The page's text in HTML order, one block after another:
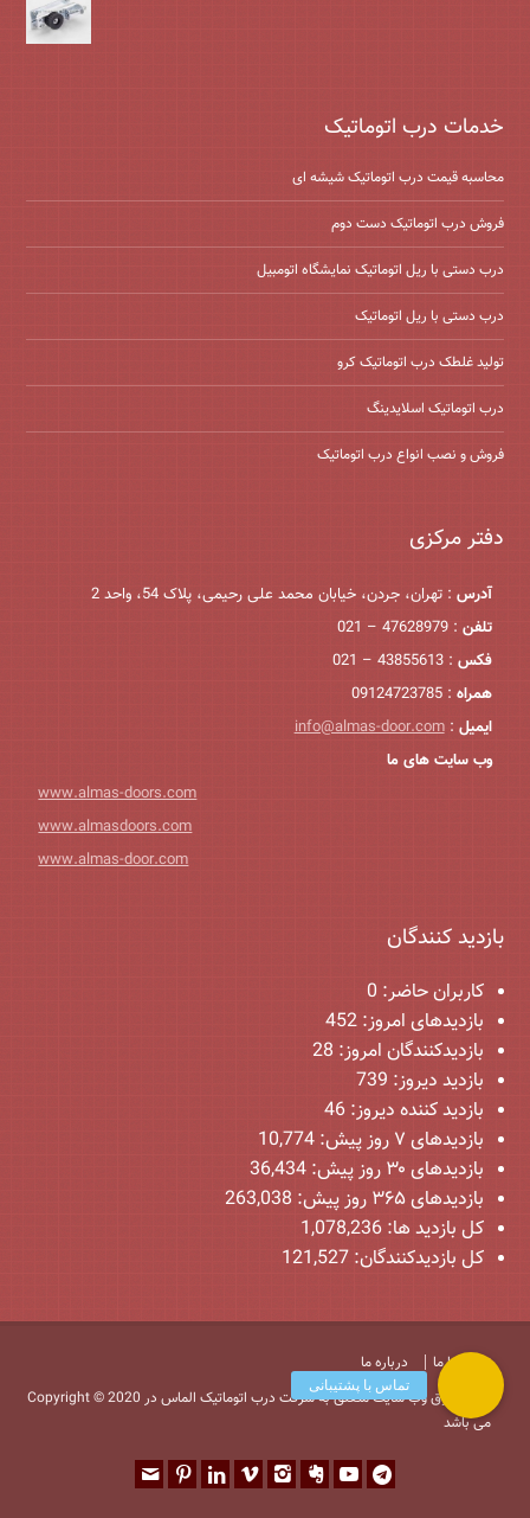
خدمات درب اتوماتیک
محاسبه قیمت درب اتوماتیک شیشه ‌ای
فروش درب اتوماتیک دست دوم
درب دستی با ریل اتوماتیک نمایشگاه اتومبیل
درب دستی با ریل اتوماتیک
تولید غلطک درب اتوماتیک کرو
درب اتوماتیک اسلایدینگ
فروش و نصب انواع درب اتوماتیک
دفتر مرکزی
آدرس : تهران، جردن، خیابان محمد علی رحیمی، پلاک 54، واحد 2
تلفن : 47628979 – 021
فکس : 43855613 – 021
همراه : 09124723785
ایمیل :
info@almas-door.com
وب سایت های ما
www.almas-doors.com
www.almasdoors.com
www.almas-door.com
بازدید کنندگان
کاربران حاضر: 0
بازدیدهای امروز:452
بازدیدکنندگان امروز: 28
بازدید دیروز: 739
بازدید کننده دیروز:46
بازدیدهای ۷ روز پیش:
10,774
بازدیدهای ۳۰ روز پیش:
36,434
بازدیدهای ۳۶۵ روز پیش:
263,038
کل بازدید ها:1,078,236
کل بازدیدکنند‌گان:121,527
درباره ما
تماس با ما
Copyright © 2020 کلیه حقوق وب سایت متعلق به شرکت درب اتوماتیک الماس در
می باشد